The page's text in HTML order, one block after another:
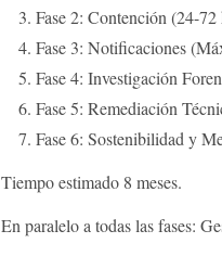
Fase 2: Contención (24-72
Fase 3: Notificaciones
Fase 4: Investigación
Fase 5: Remediación
Fase 6: Sostenibilidad y
Tiempo estimado 8 meses.
En paralelo a todas las fases: